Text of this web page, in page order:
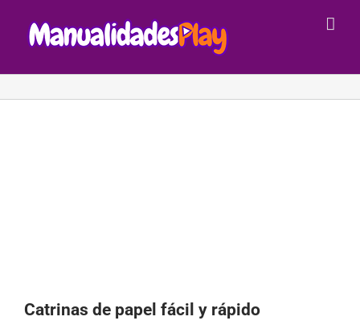
contenido
Catrinas de papel fácil y rápido